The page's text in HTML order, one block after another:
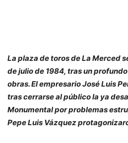
La plaza de toros de La Merced
de julio de 1984, tras un
obras. El empresario José Luis
tras cerrarse al público la ya
Monumental por problemas
Pepe Luis Vázquez